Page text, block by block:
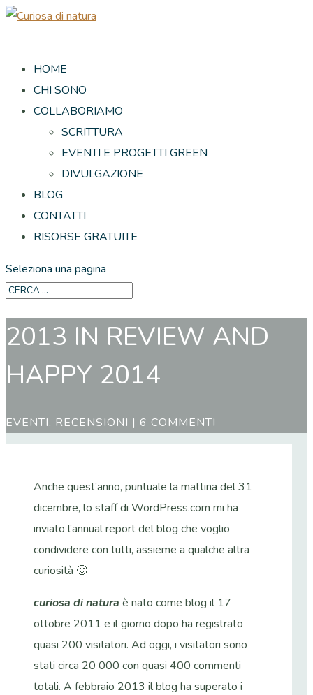
HOME
CHI SONO
COLLABORIAMO
SCRITTURA
EVENTI E PROGETTI GREEN
DIVULGAZIONE
BLOG
CONTATTI
RISORSE GRATUITE
Seleziona una pagina
2013 IN REVIEW AND
HAPPY 2014
EVENTI, RECENSIONI | 6 COMMENTI
Anche quest’anno, puntuale la mattina del 31
dicembre, lo staff di WordPress.com mi ha
inviato l’annual report del blog che voglio
condividere con tutti, assieme a qualche altra
curiosità 🙂
curiosa di natura è nato come blog il 17
ottobre 2011 e il giorno dopo ha registrato
quasi 200 visitatori. Ad oggi, i visitatori sono
stati circa 20 000 con quasi 400 commenti
totali. A febbraio 2013 il blog ha superato i